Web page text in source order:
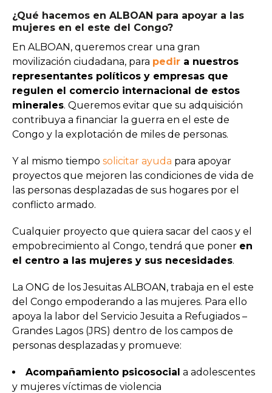
¿Qué hacemos en ALBOAN para apoyar a las
mujeres en el este del Congo?
En ALBOAN, queremos crear una gran
movilización ciudadana, para pedir a nuestros
representantes políticos y empresas que
regulen el comercio internacional de estos
minerales. Queremos evitar que su adquisición
contribuya a financiar la guerra en el este de
Congo y la explotación de miles de personas.
Y al mismo tiempo solicitar ayuda para apoyar
proyectos que mejoren las condiciones de vida de
las personas desplazadas de sus hogares por el
conflicto armado.
Cualquier proyecto que quiera sacar del caos y el
empobrecimiento al Congo, tendrá que poner en
el centro a las mujeres y sus necesidades.
La ONG de los Jesuitas ALBOAN, trabaja en el este
del Congo empoderando a las mujeres. Para ello
apoya la labor del Servicio Jesuita a Refugiados –
Grandes Lagos (JRS) dentro de los campos de
personas desplazadas y promueve:
Acompañamiento psicosocial a adolescentes
y mujeres víctimas de violencia